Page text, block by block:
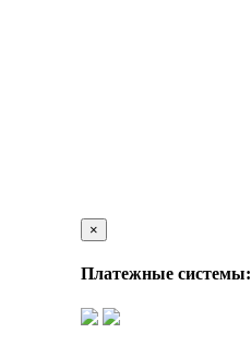
×
Платежные системы: